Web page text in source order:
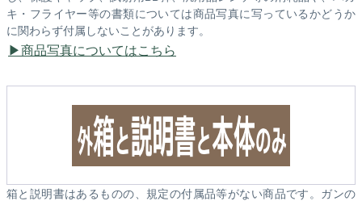
キ・フライヤー等の書類については商品写真に写っているかどうか
に関わらず付属しないことがあります。
商品写真についてはこちら
箱と説明書はあるものの、規定の付属品等がない商品です。ガンの